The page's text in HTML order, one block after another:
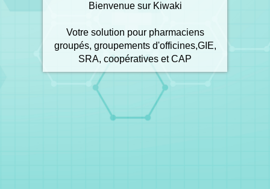
Bienvenue sur Kiwaki
Votre solution pour pharmaciens
groupés, groupements d'officines,GIE,
SRA, coopératives et CAP